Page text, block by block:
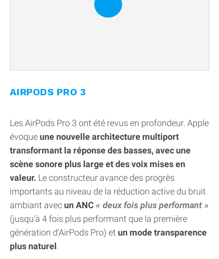
AIRPODS PRO 3
Les AirPods Pro 3 ont été revus en profondeur. Apple
évoque une nouvelle architecture multiport
transformant la réponse des basses, avec une
scène sonore plus large et des voix mises en
valeur. Le constructeur avance des progrès
importants au niveau de la réduction active du bruit
ambiant avec un ANC
deux fois plus performant
(jusqu'à 4 fois plus performant que la première
génération d'AirPods Pro) et un mode transparence
plus naturel.